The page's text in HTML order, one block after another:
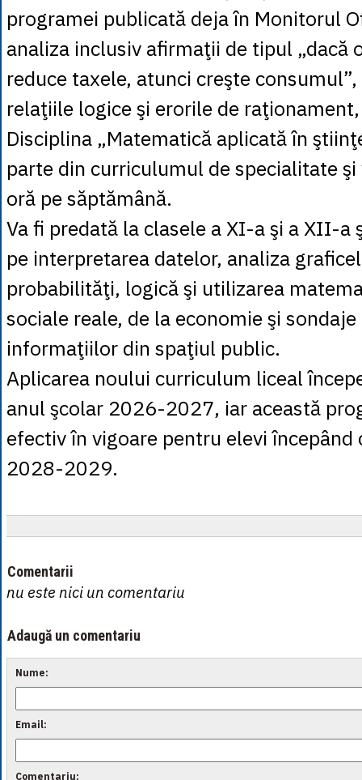
programei publicată deja în Monitorul
analiza inclusiv afirmaţii de tipul „dacă
reduce taxele, atunci creşte
relaţiile logice şi erorile de
Disciplina „Matematică aplicată în
parte din curriculumul de specialitate şi
oră pe săptămână.
Va fi predată la clasele a XI-a şi a XII-a
pe interpretarea datelor, analiza
probabilităţi, logică şi utilizarea
sociale reale, de la economie şi
informaţiilor din spaţiul public.
Aplicarea noului curriculum liceal
anul şcolar 2026-2027, iar această
efectiv în vigoare pentru elevi începând
2028-2029.
Comentarii
nu este nici un comentariu
Adaugă un comentariu
Nume:
Email:
Comentariu: